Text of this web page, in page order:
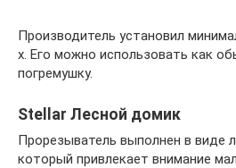
Производитель установил
х. Его можно использовать как
погремушку.
Stellar Лесной домик
Прорезыватель выполнен в виде
который привлекает внимание